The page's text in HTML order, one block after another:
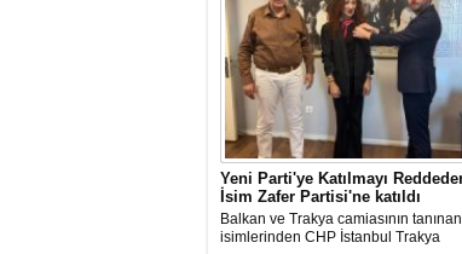
Yeni Parti'ye Katılmayı
İsim Zafer Partisi'ne katıldı
Balkan ve Trakya camiasının tanınan
isimlerinden CHP İstanbul Trakya